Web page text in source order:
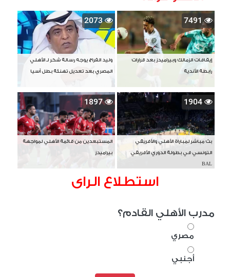
7491
إيقافات الزمالك وبيراميدز بعد قرارات
رابطة الأندية
2073
وليد الفراج يوجه رسالة شكر لـ الأهلي
المصري بعد تعديل تهنئة بطل آسيا
1904
بث مباشر لمباراة الأهلي والأفريقي
التونسي في بطولة الدوري الأفريقي
BAL
1897
المستبعدين من قائمة الأهلي لمواجهة
بيراميدز
استطلاع الراى
مدرب الأهلي القادم؟
مصري
أجنبي